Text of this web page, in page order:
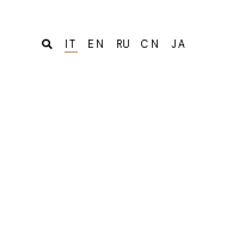
IT EN RU CN JA